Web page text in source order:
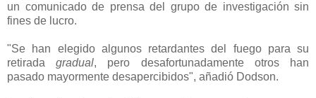
un comunicado de prensa del grupo de investigación sin
fines de lucro.
"Se han elegido algunos retardantes del fuego para su
retiradagradual, pero desafortunadamente otros han
pasado mayormente desapercibidos", añadió Dodson.